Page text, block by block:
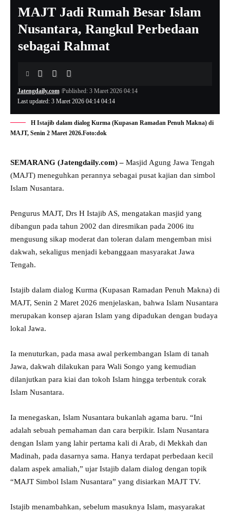
MAJT Jadi Rumah Besar Islam
Nusantara, Rangkul Perbedaan
sebagai Rahmat
Last updated: 3 Maret 2026 04:14 04:14
Jatengdaily.com Published: 3 Maret 2026 04:14
H Istajib dalam dialog Kurma (Kupasan Ramadan Penuh Makna) di
MAJT, Senin 2 Maret 2026.Foto:dok
SEMARANG (Jatengdaily.com) – Masjid Agung Jawa Tengah
(MAJT) meneguhkan perannya sebagai pusat kajian dan simbol
Islam Nusantara.
Pengurus MAJT, Drs H Istajib AS, mengatakan masjid yang
dibangun pada tahun 2002 dan diresmikan pada 2006 itu
mengusung sikap moderat dan toleran dalam mengemban misi
dakwah, sekaligus menjadi kebanggaan masyarakat Jawa
Tengah.
Istajib dalam dialog Kurma (Kupasan Ramadan Penuh Makna) di
MAJT, Senin 2 Maret 2026 menjelaskan, bahwa Islam Nusantara
merupakan konsep ajaran Islam yang dipadukan dengan budaya
lokal Jawa.
Ia menuturkan, pada masa awal perkembangan Islam di tanah
Jawa, dakwah dilakukan para Wali Songo yang kemudian
dilanjutkan para kiai dan tokoh Islam hingga terbentuk corak
Islam Nusantara.
Ia menegaskan, Islam Nusantara bukanlah agama baru. “Ini
adalah sebuah pemahaman dan cara berpikir. Islam Nusantara
dengan Islam yang lahir pertama kali di Arab, di Mekkah dan
Madinah, pada dasarnya sama. Hanya terdapat perbedaan kecil
dalam aspek amaliah,” ujar Istajib dalam dialog dengan topik
“MAJT Simbol Islam Nusantara” yang disiarkan MAJT TV.
Istajib menambahkan, sebelum masuknya Islam, masyarakat